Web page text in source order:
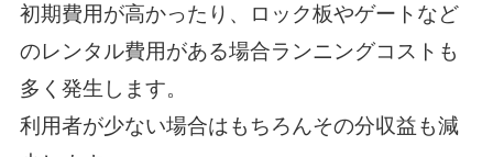
初期費用が高かったり、
ロック板やゲートなど
のレンタル費用がある場合ランニングコストも
多く発生します。
利用者が少ない場合はもちろんその分収益も減